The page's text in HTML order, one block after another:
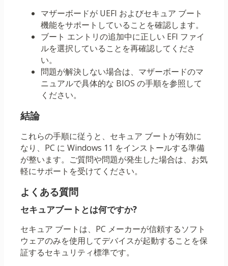
マザーボードが UEFI およびセキュア ブート
機能をサポートしていることを確認します。
ブート エントリの追加中に正しい EFI ファイ
ルを選択していることを再確認してくださ
い。
問題が解決しない場合は、マザーボードのマ
ニュアルで具体的な BIOS の手順を参照して
ください。
結論
これらの手順に従うと、セキュア ブートが有効に
なり、PC に Windows 11 をインストールする準備
が整います。ご質問や問題が発生した場合は、お気
軽にサポートを受けてください。
よくある質問
セキュアブートとは何ですか?
セキュア ブートは、PC メーカーが信頼するソフト
ウェアのみを使用してデバイスが起動することを保
証するセキュリティ標準です。